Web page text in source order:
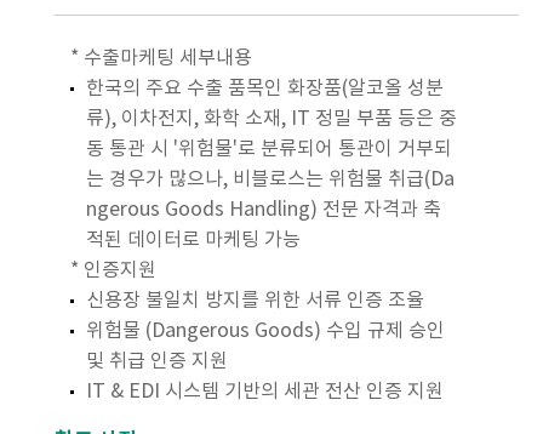
* 수출마케팅 세부내용
한국의 주요 수출 품목인 화장품(알코올 성분
류), 이차전지, 화학 소재, IT 정밀 부품 등은 중
동 통관 시 '위험물'로 분류되어 통관이 거부되
는 경우가 많으나, 비블로스는 위험물 취급(Da
ngerous Goods Handling) 전문 자격과 축
적된 데이터로 마케팅 가능
* 인증지원
신용장 불일치 방지를 위한 서류 인증 조율
위험물 (Dangerous Goods) 수입 규제 승인
및 취급 인증 지원
IT & EDI 시스템 기반의 세관 전산 인증 지원